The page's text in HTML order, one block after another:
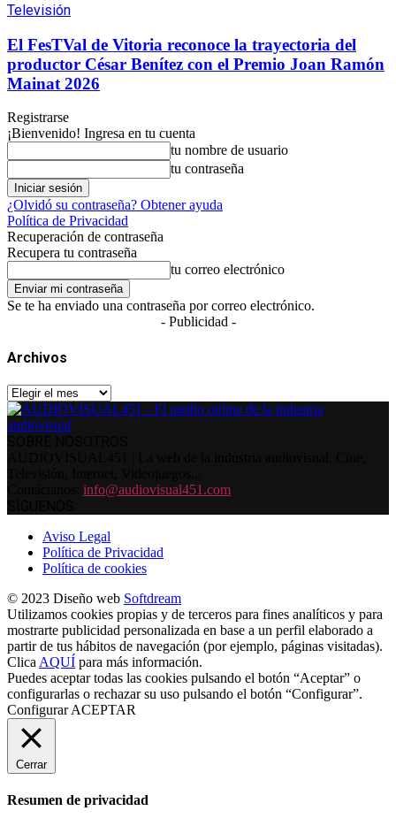
Televisión
El FesTVal de Vitoria reconoce la trayectoria del
productor César Benítez con el Premio Joan Ramón
Mainat 2026
Registrarse
¡Bienvenido! Ingresa en tu cuenta
tu nombre de usuario
tu contraseña
¿Olvidó su contraseña? Obtener ayuda
Política de Privacidad
Recuperación de contraseña
Recupera tu contraseña
tu correo electrónico
Se te ha enviado una contraseña por correo electrónico.
- Publicidad -
Archivos
Archivos
info@audiovisual451.com
Aviso Legal
Política de Privacidad
Política de cookies
© 2023 Diseño web Softdream
Utilizamos cookies propias y de terceros para fines analíticos y para
mostrarte publicidad personalizada en base a un perfil elaborado a
partir de tus hábitos de navegación (por ejemplo, páginas visitadas).
Clica AQUÍ para más información.
Puedes aceptar todas las cookies pulsando el botón “Aceptar” o
configurarlas o rechazar su uso pulsando el botón “Configurar”.
Configurar ACEPTAR
Cerrar
Resumen de privacidad